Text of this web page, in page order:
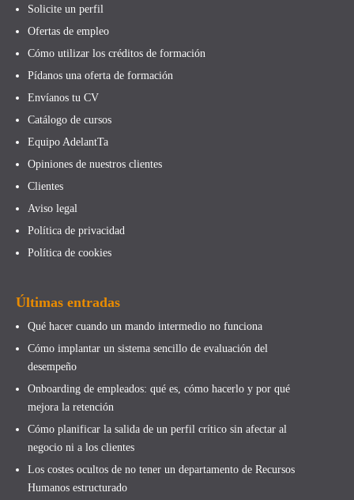
Solicite un perfil
Ofertas de empleo
Cómo utilizar los créditos de formación
Pídanos una oferta de formación
Envíanos tu CV
Catálogo de cursos
Equipo AdelantTa
Opiniones de nuestros clientes
Clientes
Aviso legal
Política de privacidad
Política de cookies
Últimas entradas
Qué hacer cuando un mando intermedio no funciona
Cómo implantar un sistema sencillo de evaluación del
desempeño
Onboarding de empleados: qué es, cómo hacerlo y por qué
mejora la retención
Cómo planificar la salida de un perfil crítico sin afectar al
negocio ni a los clientes
Los costes ocultos de no tener un departamento de Recursos
Humanos estructurado